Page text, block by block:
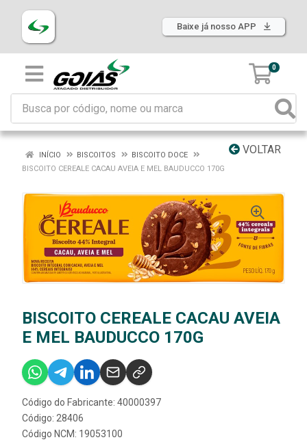
Baixe já nosso APP
0
VOLTAR
INÍCIO BISCOITOS
BISCOITO DOCE
BISCOITO CEREALE CACAU AVEIA E MEL BAUDUCCO 170G
BISCOITO CEREALE CACAU AVEIA
E MEL BAUDUCCO 170G
Código do Fabricante: 40000397
Código: 28406
Código NCM: 19053100